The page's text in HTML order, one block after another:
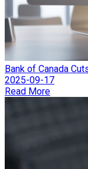
Bank of Canada
2025-09-17
Read More